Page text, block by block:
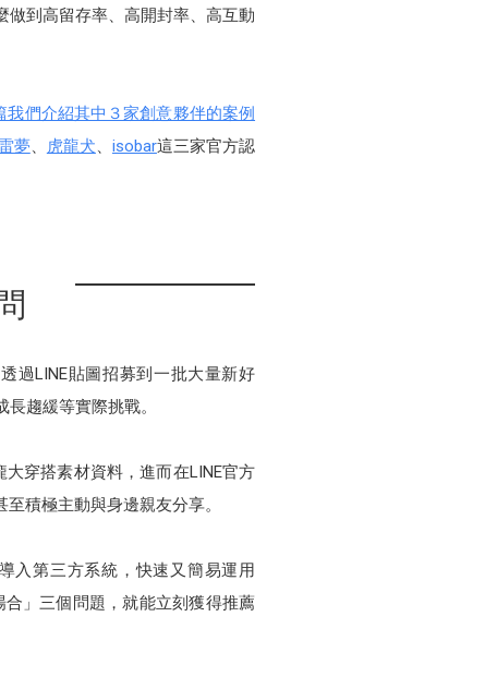
做到高留存率、高開封率、高互動
我們介紹其中３家創意夥伴的案例
夢、 虎龍犬 isobar這三家官方認
過LINE貼圖招募到一批大量新好
趨緩等實際挑戰。
穿搭素材資料，進而在LINE官方
積極主動與身邊親友分享。
入第三方系統，快速又簡易運用
」三個問題，就能立刻獲得推薦